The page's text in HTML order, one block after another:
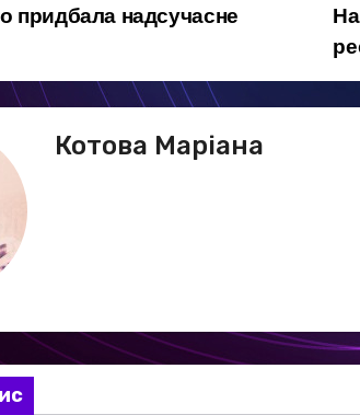
придбала надсучасне
Котова Маріана